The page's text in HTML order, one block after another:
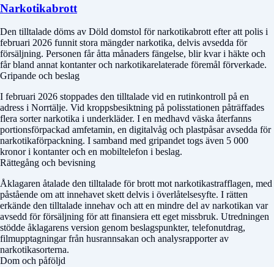
Narkotikabrott
Den tilltalade döms av Döld domstol för narkotikabrott efter att polis i
februari 2026 funnit stora mängder narkotika, delvis avsedda för
försäljning. Personen får åtta månaders fängelse, blir kvar i häkte och
får bland annat kontanter och narkotikarelaterade föremål förverkade.
Gripande och beslag
I februari 2026 stoppades den tilltalade vid en rutin­kontroll på en
adress i Norrtälje. Vid kroppsbesiktning på polisstationen påträffades
flera sorter narkotika i underkläder. I en medhavd väska återfanns
portionsförpackad amfetamin, en digitalvåg och plastpåsar avsedda för
narkotikaförpackning. I samband med gripandet togs även 5 000
kronor i kontanter och en mobiltelefon i beslag.
Rättegång och bevisning
Åklagaren åtalade den tilltalade för brott mot narkotikastrafflagen, med
påstående om att innehavet skett delvis i överlåtelsesyfte. I rätten
erkände den tilltalade innehav och att en mindre del av narkotikan var
avsedd för försäljning för att finansiera ett eget missbruk. Utredningen
stödde åklagarens version genom beslagspunkter, telefonutdrag,
filmupptagningar från husrannsakan och analysrapporter av
narkotikasorterna.
Dom och påföljd